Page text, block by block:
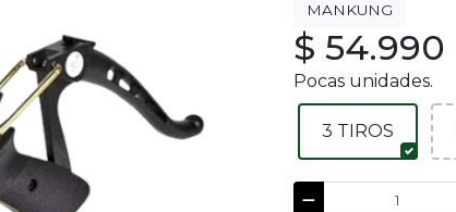
MANKUNG
$ 54.990
Pocas unidades.
3 TIROS